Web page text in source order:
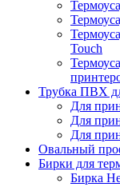
Touch
Трубка ПВХ
Для
Для
Для
Овальный
Бирки для
Бирка